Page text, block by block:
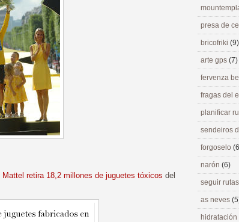
Mattel retira 18,2 millones de juguetes tóxicos del
presa de
bricofriki (9)
arte gps (7)
fervenza
fragas del
planificar
sendeiros
forgoselo
narón (6)
seguir
as neves
hidratación